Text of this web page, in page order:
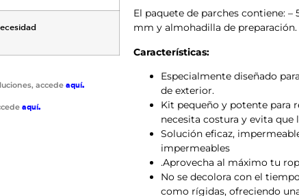
accede aquí.
aquí.
El paquete de parches contiene: –
mm y almohadilla de preparación.
Características:
Especialmente diseñado
de exterior.
Kit pequeño y potente para
necesita costura y evita que
Solución eficaz,
impermeables
.Aprovecha al máximo tu
No se decolora con el
como rígidas, ofreciendo